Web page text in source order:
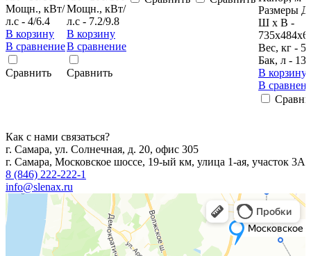
Мощн., кВт/
л.с - 4/6.4
В корзину
В сравнение
Сравнить
Мощн., кВт/
л.с - 7.2/9.8
В корзину
В сравнение
Сравнить
Размеры Д
Ш х В -
Вес, кг - 54
Бак, л - 13
В корзину
В
Как с нами связаться?
г. Самара, ул. Солнечная, д. 20, офис 305
г. Самара, Московское шоссе, 19-ый км, улица 1-ая, участок 3А
8 (846) 222-222-1
info@slenax.ru